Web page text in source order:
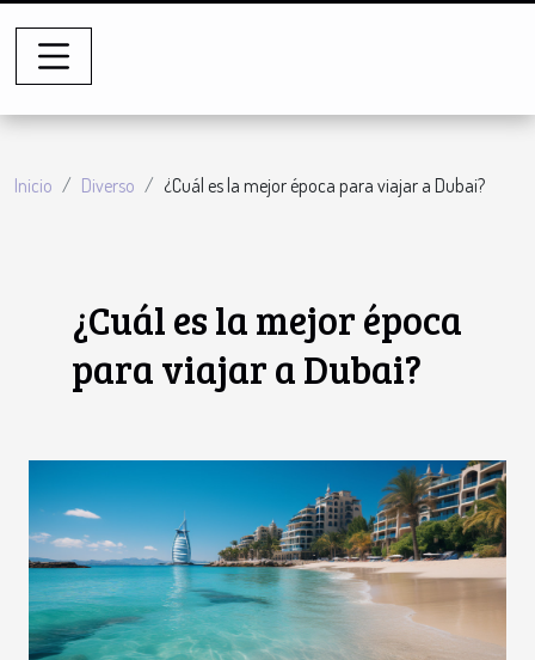
Inicio Diverso ¿Cuál es la mejor época para viajar a Dubai?
¿Cuál es la mejor época
para viajar a Dubai?